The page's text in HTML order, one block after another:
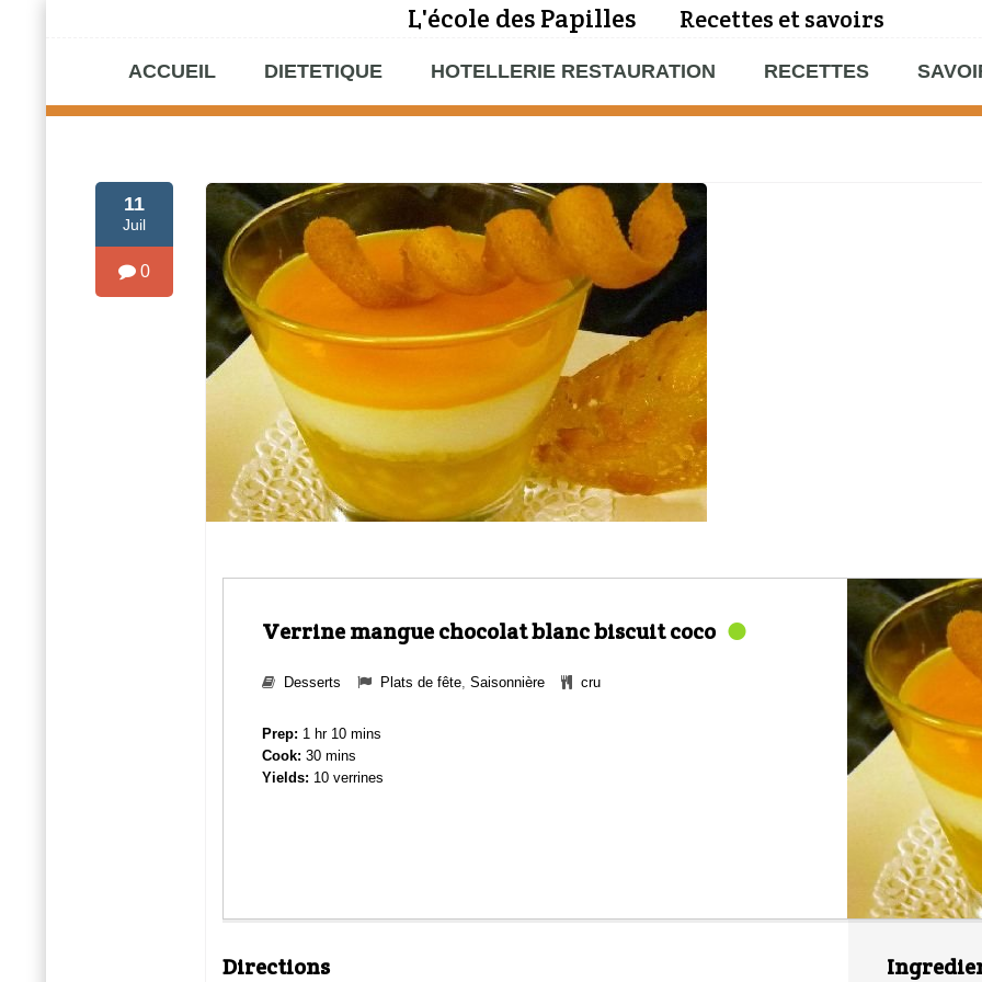
L'école des Papilles Recettes et savoirs
ACCUEIL DIETETIQUE HOTELLERIE RESTAURATION RECETTES
11
Juil
0
Verrine mangue chocolat blanc biscuit coco
Desserts Plats de fête, Saisonnière cru
Prep: 1 hr 10 mins
Cook: 30 mins
Yields: 10 verrines
Directions